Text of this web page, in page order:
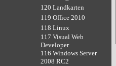
120 Landkarten
119 Office 2010
118 Linux
117 Visual Web
Developer
116 Windows Server
2008 RC2